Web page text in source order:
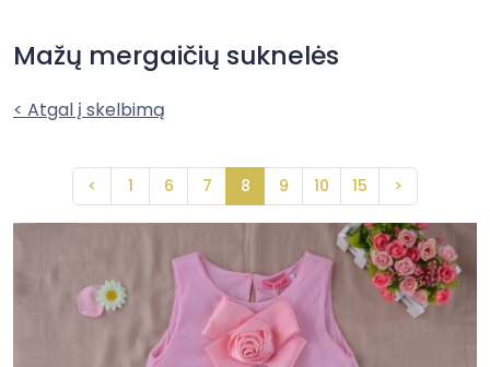
Mažų mergaičių suknelės
< Atgal į skelbimą
< 1 6 7 8 9 10 15 >